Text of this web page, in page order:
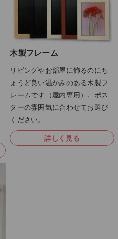
木製フレーム
リビングやお部屋に飾るのにち
ょうど良い温かみのある木製フ
レームです（屋内専用）。ポス
ターの雰囲気に合わせてお選び
ください。
詳しく見る